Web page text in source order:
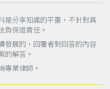
是分享知識的平臺，不針對具
負保證責任。
發展的，回覆者對回答的內容
的解答。
專業律師。